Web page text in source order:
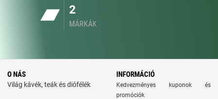
2
MÁRKÁK
O NÁS
Világ kávék, teák és diófélék
INFORMÁCIÓ
Kedvezményes kuponok és
promóciók